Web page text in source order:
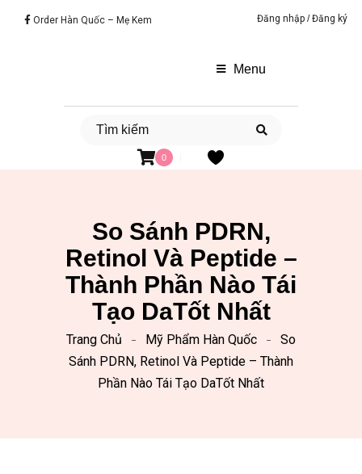
Order Hàn Quốc – Mẹ Kem Đăng nhập /Đăng ký
Menu
0
So Sánh PDRN,
Retinol Và Peptide –
Thành Phần Nào Tái
Tạo DaTốt Nhất
Trang Chủ Mỹ Phẩm Hàn Quốc
So
Sánh PDRN, Retinol Và Peptide – Thành
Phần Nào Tái Tạo DaTốt Nhất